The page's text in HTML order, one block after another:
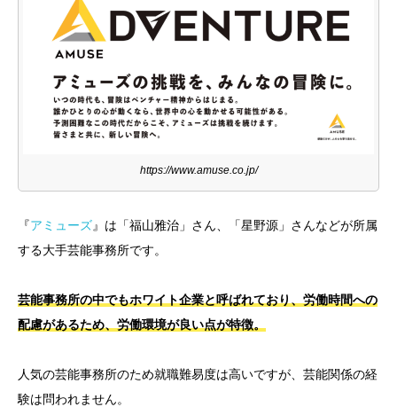
https://www.amuse.co.jp/
『アミューズ』は「福山雅治」さん、「星野源」さんなどが所属
する大手芸能事務所です。
芸能事務所の中でもホワイト企業と呼ばれており、労働時間への
配慮があるため、労働環境が良い点が特徴。
人気の芸能事務所のため就職難易度は高いですが、芸能関係の経
験は問われません。